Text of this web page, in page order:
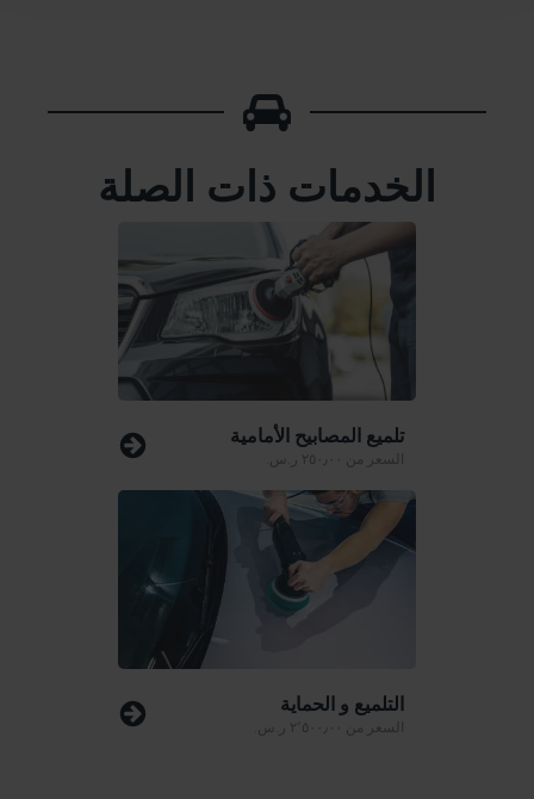
الخدمات ذات الصلة
تلميع المصابيح الأمامية
السعر من ٢٥٠٫٠٠ ر.س.‏
التلميع و الحماية
السعر من ٢٬٥٠٠٫٠٠ ر.س.‏